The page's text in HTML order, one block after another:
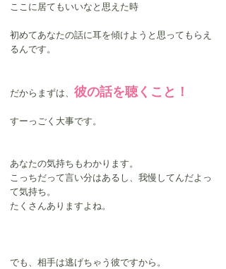
ここに居てもいいなと思えた時
初めてあなたの話に耳を傾けようと思ってもらえ
るんです。
だからまずは、 彼の話を聴くこと！
すーっごく大事です。
あなたの気持ちもわかります。
こっちだって言い分はあるし、我慢してんだよっ
て気持ち。
たくさんありますよね。
でも、相手は逃げちゃう彼ですから。